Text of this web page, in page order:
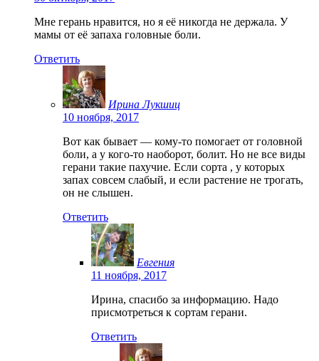
Мне герань нравится, но я её никогда не держала. У
мамы от её запаха головные боли.
Ответить
Ирина Лукшиц
10 ноября, 2017
Вот как бывает — кому-то помогает от головной
боли, а у кого-то наоборот, болит. Но не все виды
герани такие пахучие. Если сорта , у которых
запах совсем слабый, и если растение не трогать,
он не слышен.
Ответить
Евгения
11 ноября, 2017
Ирина, спасибо за информацию. Надо
присмотреться к сортам герани.
Ответить